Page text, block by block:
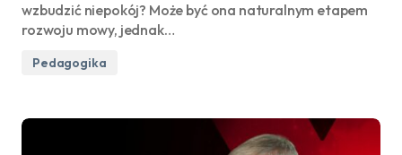
wzbudzić niepokój? Może być ona naturalnym etapem
rozwoju mowy, jednak…
Pedagogika